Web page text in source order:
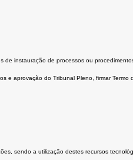
de instauração de processos ou
aprovação do Tribunal Pleno, firmar Termo
sendo a utilização destes recursos